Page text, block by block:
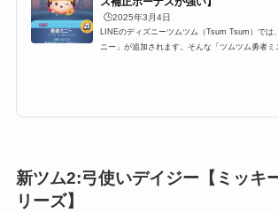
🕒️2025年3月4日
LINEのディズニーツムツム（Tsum Tsum）では
ニー」が追加されます。そんな「ツムツム勇者ミ
新ツム2:弓使いデイジー 【ミッキ
リーズ】